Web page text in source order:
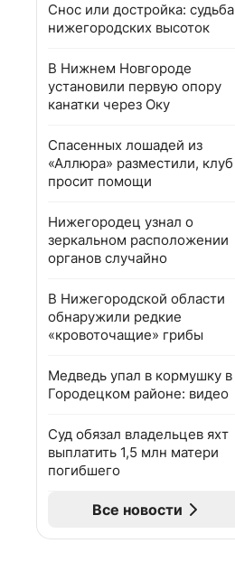
Снос или достройка: судьба
нижегородских высоток
В Нижнем Новгороде
установили первую опору
канатки через Оку
Спасенных лошадей из
«Аллюра» разместили, клуб
просит помощи
Нижегородец узнал о
зеркальном расположении
органов случайно
В Нижегородской области
обнаружили редкие
«кровоточащие» грибы
Медведь упал в кормушку в
Городецком районе: видео
Суд обязал владельцев яхт
выплатить 1,5 млн матери
погибшего
Все новости